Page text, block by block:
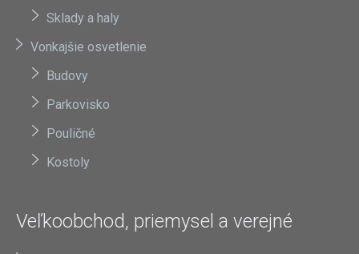
Sklady a haly
Vonkajšie osvetlenie
Budovy
Parkovisko
Pouličné
Kostoly
Veľkoobchod, priemysel a verejné